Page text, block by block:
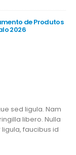
de Produtos
2026
sed ligula. Nam
libero. Nulla
faucibus id